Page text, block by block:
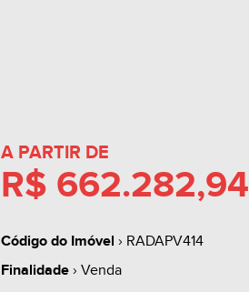
A PARTIR DE
R$ 662.282,94
Código do Imóvel › RADAPV414
Finalidade› Venda